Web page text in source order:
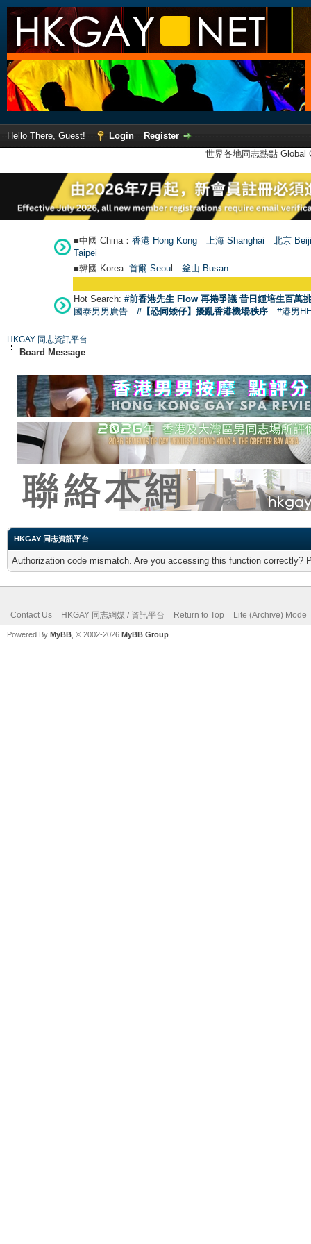
Hello There, Guest! Login
Register
世界各地同志熱點
■中國 China： 香港 Hong Kong 上海 Shanghai
北京
Taipei
■韓國 Korea: 首爾 Seoul 釜山 Busan
Hot Search: #前香港先生 Flow 再捲爭議 昔日鍾培生百萬
國泰男男廣告
#【恐同矮仔】擾亂香港機場秩序 #港男
HKGAY 同志資訊平台
Board Message
HKGAY 同志資訊平台
Authorization code mismatch. Are you accessing this function correctly?
Contact Us HKGAY 同志網媒 / 資訊平台 Return to Top Lite (Archive) Mode
Powered By MyBB , © 2002-2026 MyBB Group